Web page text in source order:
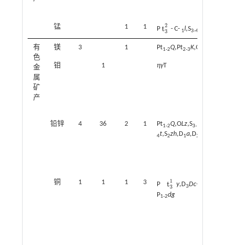
锰 1 1 P t2
3
t3 2- C- 1l,S3-4
有
色
金
属
矿
产
镁 3 1 Pt1-2Q,Pt2-3K,C
钼 1 ηγT
铅锌 4 36 2 1 Pt1-2Q,OLz,S3-
4t,S2zh,D1a,D2
铜 1 1 1 3 P t1
3
t3 1y,D3Dc-
P1-2dg